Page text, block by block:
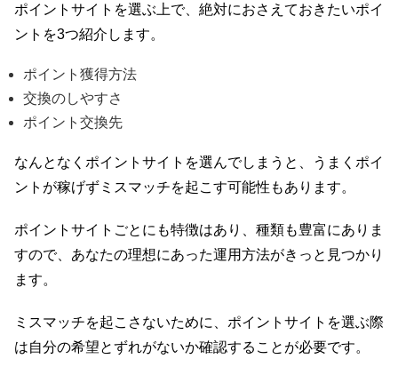
ポイントサイトを選ぶ上で、絶対におさえておきたいポイ
ントを3つ紹介します。
ポイント獲得方法
交換のしやすさ
ポイント交換先
なんとなくポイントサイトを選んでしまうと、うまくポイ
ントが稼げずミスマッチを起こす可能性もあります。
ポイントサイトごとにも特徴はあり、種類も豊富にありま
すので、あなたの理想にあった運用方法がきっと見つかり
ます。
ミスマッチを起こさないために、ポイントサイトを選ぶ際
は自分の希望とずれがないか確認することが必要です。